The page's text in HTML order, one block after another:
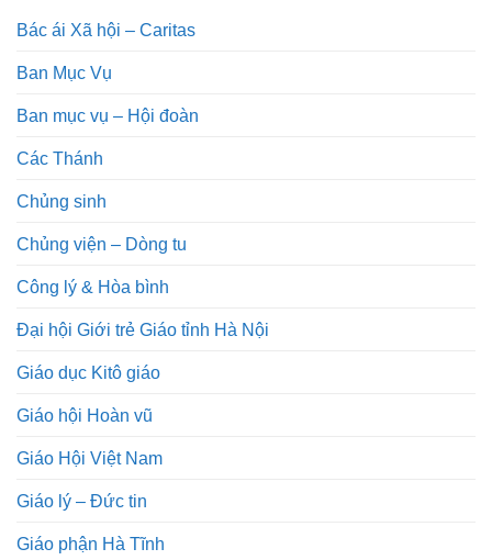
Bác ái Xã hội – Caritas
Ban Mục Vụ
Ban mục vụ – Hội đoàn
Các Thánh
Chủng sinh
Chủng viện – Dòng tu
Công lý & Hòa bình
Đại hội Giới trẻ Giáo tỉnh Hà Nội
Giáo dục Kitô giáo
Giáo hội Hoàn vũ
Giáo Hội Việt Nam
Giáo lý – Đức tin
Giáo phận Hà Tĩnh